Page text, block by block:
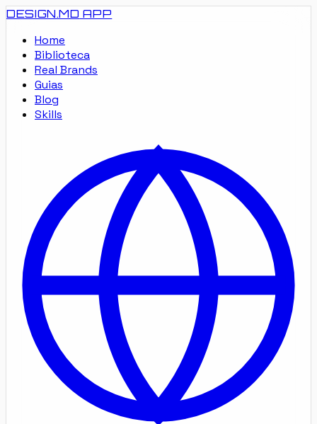
DESIGN.MD APP
Home
Biblioteca
Real Brands
Guias
Blog
Skills